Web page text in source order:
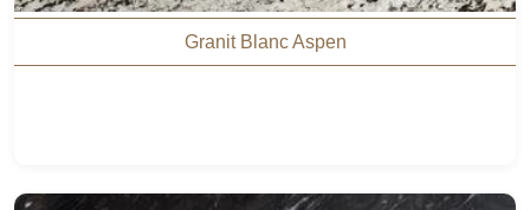
Granit Blanc Aspen